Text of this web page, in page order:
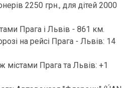
2250 грн., для дітей 2000
Прага і Львів - 861 км.
на рейсі Прага - Львів: 14
містами Прага та Львів: +1